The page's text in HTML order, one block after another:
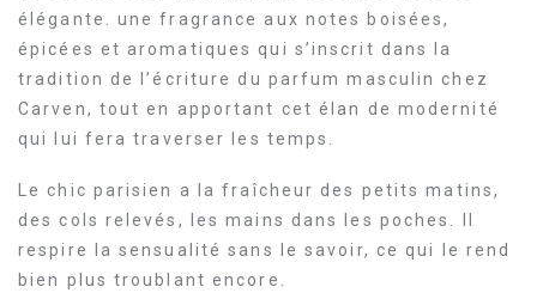
élégante. une fragrance aux notes boisées,
épicées et aromatiques qui s’inscrit dans la
tradition de l’écriture du parfum masculin chez
Carven, tout en apportant cet élan de modernité
qui lui fera traverser les temps.
Le chic parisien a la fraîcheur des petits matins,
des cols relevés, les mains dans les poches. Il
respire la sensualité sans le savoir, ce qui le rend
bien plus troublant encore.